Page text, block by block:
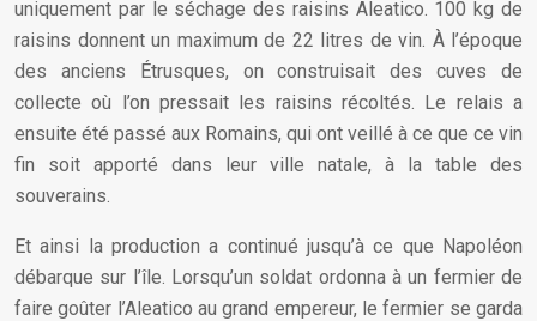
uniquement par le séchage des raisins Aleatico. 100 kg de
raisins donnent un maximum de 22 litres de vin. À l’époque
des anciens Étrusques, on construisait des cuves de
collecte où l’on pressait les raisins récoltés. Le relais a
ensuite été passé aux Romains, qui ont veillé à ce que ce vin
fin soit apporté dans leur ville natale, à la table des
souverains.
Et ainsi la production a continué jusqu’à ce que Napoléon
débarque sur l’île. Lorsqu’un soldat ordonna à un fermier de
faire goûter l’Aleatico au grand empereur, le fermier se garda